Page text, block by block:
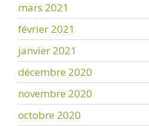
mars 2021
février 2021
janvier 2021
décembre 2020
novembre 2020
octobre 2020